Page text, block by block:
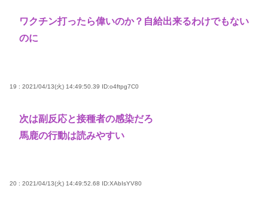
ワクチン打ったら偉いのか？自給出来るわけでもない
のに
19 : 2021/04/13(火) 14:49:50.39 ID:o4ftpg7C0
次は副反応と接種者の感染だろ
馬鹿の行動は読みやすい
20 : 2021/04/13(火) 14:49:52.68 ID:XAbIsYV80